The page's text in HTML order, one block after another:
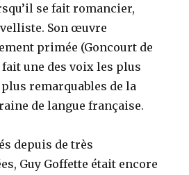
se fait romancier,
Son œuvre
primée (Goncourt de
fait une des voix les plus
remarquables de la
de langue française.
depuis de très
Guy Goffette était encore